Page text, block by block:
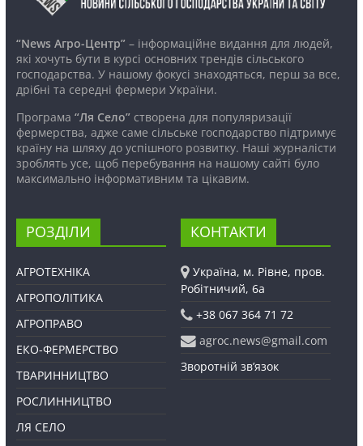
“News Агро-Центр”– інформаційне видання для людей,
які хочуть бути в курсі основних трендів сільського
господарства. У нашому фокусі знаходяться, перш за все,
дрібні та середні фермери України.
Програма “Ля Село”створена для популяризації
фермерства, адже саме сільське господарство підтримує
країну на шляху до успішного розвитку. Наші журналісти
зроблять усе, щоб перебування на нашому сайті було
максимально інформативним та цікавим.
РОЗДІЛИ
АГРОТЕХНІКА
АГРОПОЛІТИКА
АГРОПРАВО
ЕКО-ФЕРМЕРСТВО
ТВАРИННИЦТВО
РОСЛИННИЦТВО
ЛЯ СЕЛО
КОНТАКТИ
Україна, м. Рівне, пров.
Робітничий, 6а
+38 067 364 71 72
agroc.news@gmail.com
Зворотній зв’язок